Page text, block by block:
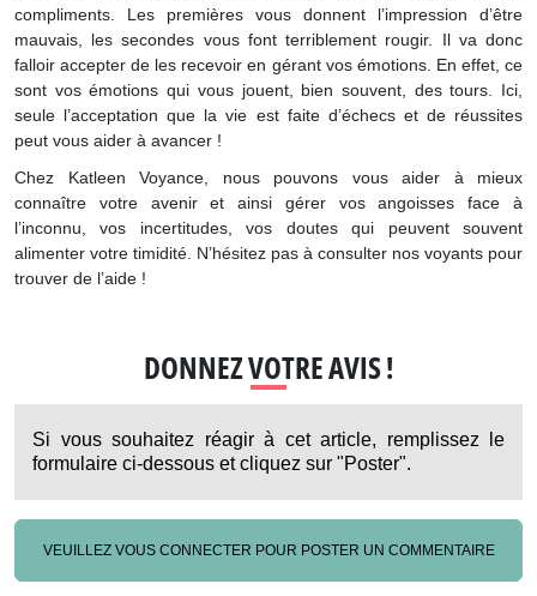
compliments. Les premières vous donnent l’impression d’être
mauvais, les secondes vous font terriblement rougir. Il va donc
falloir accepter de les recevoir en gérant vos émotions. En effet, ce
sont vos émotions qui vous jouent, bien souvent, des tours. Ici,
seule l’acceptation que la vie est faite d’échecs et de réussites
peut vous aider à avancer !
Chez Katleen Voyance, nous pouvons vous aider à mieux
connaître votre avenir et ainsi gérer vos angoisses face à
l’inconnu, vos incertitudes, vos doutes qui peuvent souvent
alimenter votre timidité. N’hésitez pas à consulter nos voyants pour
trouver de l’aide !
DONNEZ VOTRE AVIS !
Si vous souhaitez réagir à cet article, remplissez le
formulaire ci-dessous et cliquez sur "Poster".
VEUILLEZ VOUS CONNECTER POUR POSTER UN COMMENTAIRE